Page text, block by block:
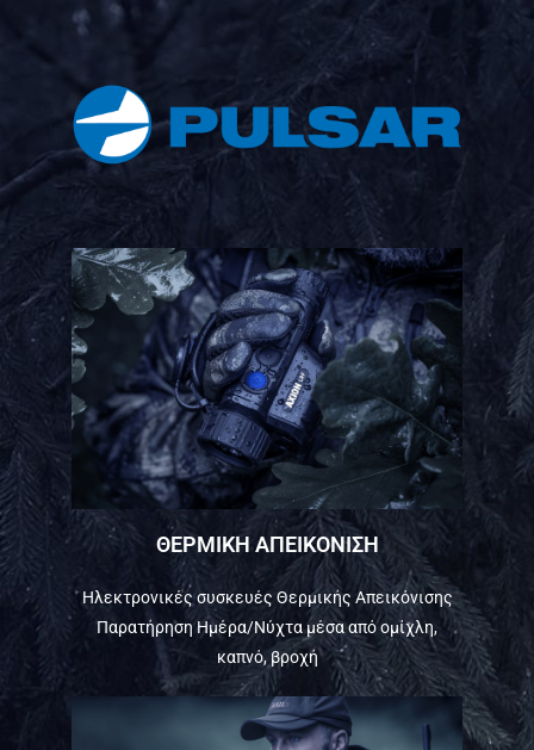
ΘΕΡΜΙΚΗ ΑΠΕΙΚΟΝΙΣΗ
Ηλεκτρονικές συσκευές Θερμικής Απεικόνισης
Παρατήρηση Ημέρα/Νύχτα μέσα από ομίχλη,
καπνό, βροχή